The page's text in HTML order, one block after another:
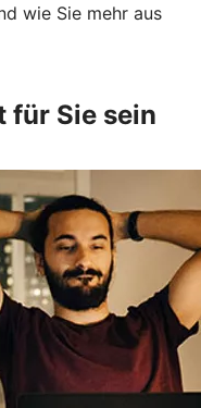
wie Sie mehr aus
für Sie sein